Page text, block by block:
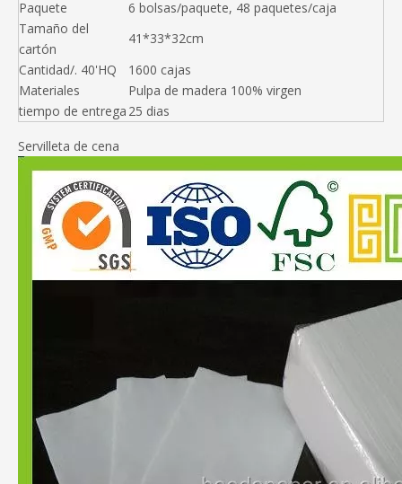
Paquete
6 bolsas/paquete, 48 paquetes/caja
Tamaño del
cartón
41*33*32cm
Cantidad/. 40'HQ
1600 cajas
Materiales
Pulpa de madera 100% virgen
tiempo de entrega 25 dias
Servilleta de cena